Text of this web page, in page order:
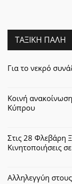
ΤΑΞΙΚΉ ΠΆΛΗ
Για το νεκρό
Κοινή
Κύπρου
Στις 28 Φλεβάρη
Κινητοποιήσεις
Αλληλεγγύη